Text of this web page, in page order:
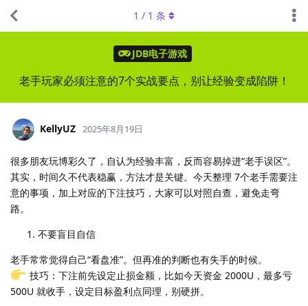
JDB电子游戏
老手玩家必须注意的7个实战要点，别让经验变成陷阱！
1 / 1 条
KellyUZ 2025年8月19日
很多朋友玩博彩久了，自认为经验丰富，反而容易掉进“老手误区”。
其实，时间久不代表稳赢，方法才是关键。今天整理 7个老手需要注
意的事项，加上对应的下注技巧，大家可以对照自查，避免走弯
路。
不要盲目自信
老手常常觉得自己“看盘准”。但再准的判断也有失手的时候。
技巧：下注前先设定止损金额，比如今天资金 2000U，最多亏
500U 就收手，设定目标盈利点同理，别硬拼。